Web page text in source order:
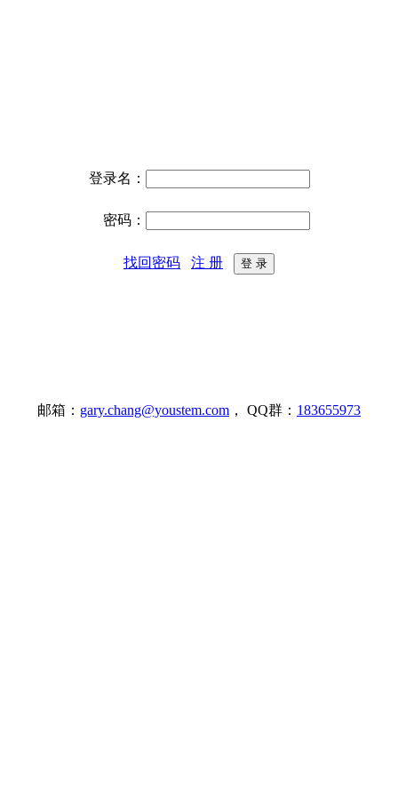
登录名：
密码：
找回密码 注 册
邮箱： gary.chang@youstem.com ， QQ群： 183655973